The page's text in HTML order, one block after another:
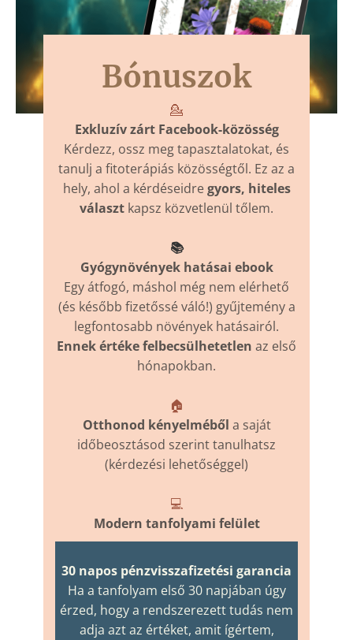
Bónuszok
💁
Exkluzív zárt Facebook-közösség
Kérdezz, ossz meg tapasztalatokat, és
tanulj a fitoterápiás közösségtől. Ez az a
hely, ahol a kérdéseidregyors, hiteles
választ kapsz közvetlenül tőlem.
📚
Gyógynövények hatásai ebook
Egy átfogó, máshol még nem elérhető
(és később fizetőssé váló!) gyűjtemény a
legfontosabb növények hatásairól.
Ennek értéke felbecsülhetetlen az első
hónapokban.
🏠
Otthonod kényelméből a saját
időbeosztásod szerint tanulhatsz
(kérdezési lehetőséggel)
💻
Modern tanfolyami felület
30 napos pénzvisszafizetési garancia
Ha a tanfolyam első 30 napjában úgy
érzed, hogy a rendszerezett tudás nem
adja azt az értéket, amit ígértem,